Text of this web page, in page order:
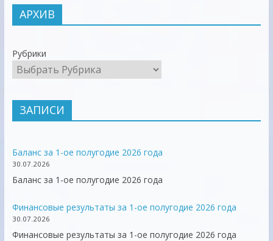
АРХИВ
Рубрики
ЗАПИСИ
Баланс за 1-ое полугодие 2026 года
30.07.2026
Баланс за 1-ое полугодие 2026 года
Финансовые результаты за 1-ое полугодие 2026 года
30.07.2026
Финансовые результаты за 1-ое полугодие 2026 года